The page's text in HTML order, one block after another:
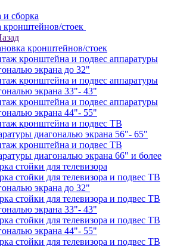
и сборка
кронштейнов/стоек
кронштейнов/стоек
кронштейна и подвес аппаратуры
экрана до 32"
кронштейна и подвес аппаратуры
экрана 33"- 43"
кронштейна и подвес аппаратуры
экрана 44"- 55"
кронштейна и подвес ТВ
диагональю экрана 56"- 65"
кронштейна и подвес ТВ
диагональю экрана 66" и более
стойки для телевизора
стойки для телевизора и подвес ТВ
экрана до 32"
стойки для телевизора и подвес ТВ
экрана 33"- 43"
стойки для телевизора и подвес ТВ
экрана 44"- 55"
стойки для телевизора и подвес ТВ